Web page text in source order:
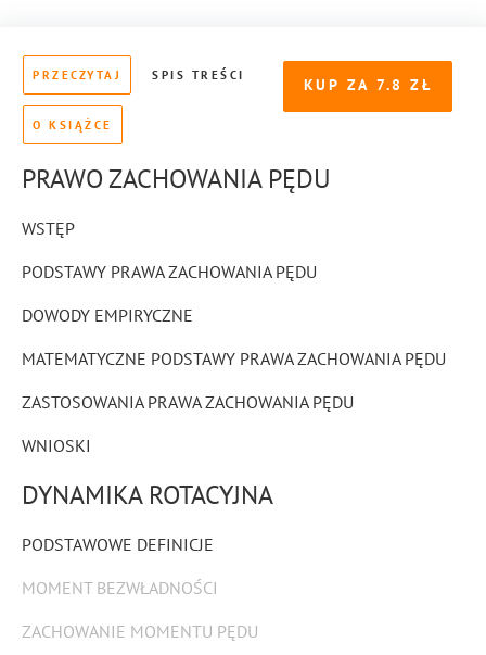
KUP ZA 7.8
PRZECZYTAJ SPIS TREŚCI
O KSIĄŻCE
PRAWO ZACHOWANIA PĘDU
WSTĘP
PODSTAWY PRAWA ZACHOWANIA PĘDU
DOWODY EMPIRYCZNE
MATEMATYCZNE PODSTAWY PRAWA ZACHOWANIA PĘDU
ZASTOSOWANIA PRAWA ZACHOWANIA PĘDU
WNIOSKI
DYNAMIKA ROTACYJNA
PODSTAWOWE DEFINICJE
MOMENT BEZWŁADNOŚCI
ZACHOWANIE MOMENTU PĘDU